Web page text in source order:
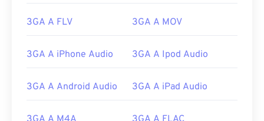
00 00 00 00
00 00 00 00
3GA A FLV 3GA A MOV
3GA A iPhone Audio 3GA A Ipod Audio
3GA A Android Audio 3GA A iPad Audio